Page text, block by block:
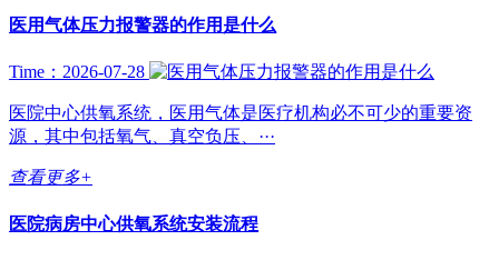
医用气体压力报警器的作用是什么
Time：2026-07-28
医院中心供氧系统，医用气体是医疗机构必不可少的重要资
源，其中包括氧气、真空负压、···
查看更多+
医院病房中心供氧系统安装流程